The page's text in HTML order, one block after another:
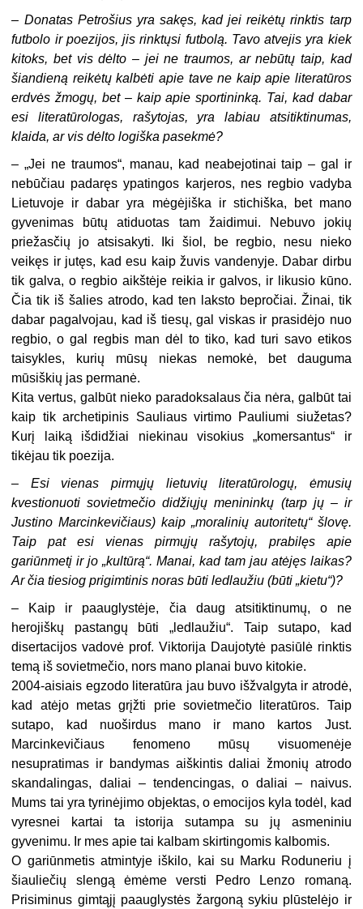
– Donatas Petrošius yra sakęs, kad jei reikėtų rinktis tarp
futbolo ir poezijos, jis rinktųsi futbolą. Tavo atvejis yra kiek
kitoks, bet vis dėlto – jei ne traumos, ar nebūtų taip, kad
šiandieną reikėtų kalbėti apie tave ne kaip apie literatūros
erdvės žmogų, bet – kaip apie sportininką. Tai, kad dabar
esi literatūrologas, rašytojas, yra labiau atsitiktinumas,
klaida, ar vis dėlto logiška pasekmė?
– „Jei ne traumos“, manau, kad neabejotinai taip – gal ir
nebūčiau padaręs ypatingos karjeros, nes regbio vadyba
Lietuvoje ir dabar yra mėgėjiška ir stichiška, bet mano
gyvenimas būtų atiduotas tam žaidimui. Nebuvo jokių
priežasčių jo atsisakyti. Iki šiol, be regbio, nesu nieko
veikęs ir jutęs, kad esu kaip žuvis vandenyje. Dabar dirbu
tik galva, o regbio aikštėje reikia ir galvos, ir likusio kūno.
Čia tik iš šalies atrodo, kad ten laksto bepročiai. Žinai, tik
dabar pagalvojau, kad iš tiesų, gal viskas ir prasidėjo nuo
regbio, o gal regbis man dėl to tiko, kad turi savo etikos
taisykles, kurių mūsų niekas nemokė, bet dauguma
mūsiškių jas permanė.
Kita vertus, galbūt nieko paradoksalaus čia nėra, galbūt tai
kaip tik archetipinis Sauliaus virtimo Pauliumi siužetas?
Kurį laiką išdidžiai niekinau visokius „komersantus“ ir
tikėjau tik poezija.
– Esi vienas pirmųjų lietuvių literatūrologų, ėmusių
kvestionuoti sovietmečio didžiųjų menininkų (tarp jų – ir
Justino Marcinkevičiaus) kaip „moralinių autoritetų“ šlovę.
Taip pat esi vienas pirmųjų rašytojų, prabilęs apie
gariūnmetį ir jo „kultūrą“. Manai, kad tam jau atėjęs laikas?
Ar čia tiesiog prigimtinis noras būti ledlaužiu (būti „kietu“)?
– Kaip ir paauglystėje, čia daug atsitiktinumų, o ne
herojiškų pastangų būti „ledlaužiu“. Taip sutapo, kad
disertacijos vadovė prof. Viktorija Daujotytė pasiūlė rinktis
temą iš sovietmečio, nors mano planai buvo kitokie.
2004-aisiais egzodo literatūra jau buvo išžvalgyta ir atrodė,
kad atėjo metas grįžti prie sovietmečio literatūros. Taip
sutapo, kad nuoširdus mano ir mano kartos Just.
Marcinkevičiaus fenomeno mūsų visuomenėje
nesupratimas ir bandymas aiškintis daliai žmonių atrodo
skandalingas, daliai – tendencingas, o daliai – naivus.
Mums tai yra tyrinėjimo objektas, o emocijos kyla todėl, kad
vyresnei kartai ta istorija sutampa su jų asmeniniu
gyvenimu. Ir mes apie tai kalbam skirtingomis kalbomis.
O gariūnmetis atmintyje iškilo, kai su Marku Roduneriu į
šiauliečių slengą ėmėme versti Pedro Lenzo romaną.
Prisiminus gimtąjį paauglystės žargoną sykiu plūstelėjo ir